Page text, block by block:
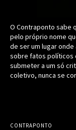
O Contraponto sabe
pelo próprio nome
de ser um lugar
sobre fatos políticos
submeter a um só
coletivo, nunca se
CONTRAPONTO